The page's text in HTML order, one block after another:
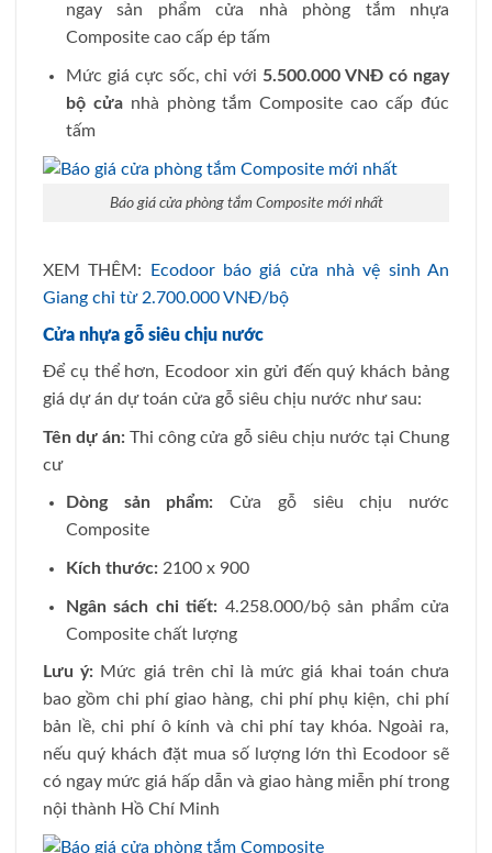
ngay sản phẩm cửa nhà phòng tắm nhựa
Composite cao cấp ép tấm
Mức giá cực sốc, chỉ với 5.500.000 VNĐ có ngay
bộ cửa nhà phòng tắm Composite cao cấp đúc
tấm
Báo giá cửa phòng tắm Composite mới nhất
XEM THÊM: Ecodoor báo giá cửa nhà vệ sinh An
Giang chỉ từ 2.700.000 VNĐ/bộ
Cửa nhựa gỗ siêu chịu nước
Để cụ thể hơn, Ecodoor xin gửi đến quý khách bảng
giá dự án dự toán cửa gỗ siêu chịu nước như sau:
Tên dự án: Thi công cửa gỗ siêu chịu nước tại Chung
cư
Dòng sản phẩm:Cửa gỗ siêu chịu nước
Composite
Kích thước:2100 x 900
Ngân sách chi tiết: 4.258.000/bộ sản phẩm cửa
Composite chất lượng
Lưu ý: Mức giá trên chỉ là mức giá khai toán chưa
bao gồm chi phí giao hàng, chi phí phụ kiện, chi phí
bản lề, chi phí ô kính và chi phí tay khóa. Ngoài ra,
nếu quý khách đặt mua số lượng lớn thì Ecodoor sẽ
có ngay mức giá hấp dẫn và giao hàng miễn phí trong
nội thành Hồ Chí Minh